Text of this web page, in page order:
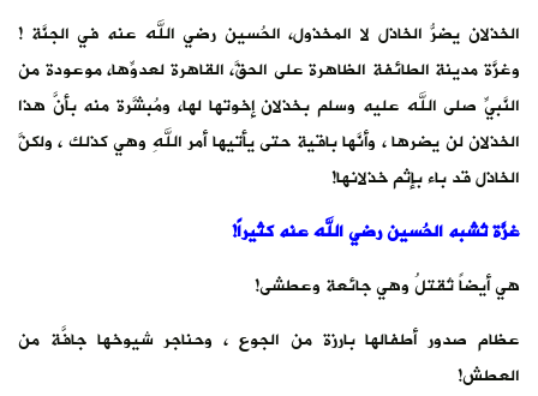
‏الخذلان يضرُّ الخاذل لا المخذول، الحُسين رضي الله عنه في الجنَّة !
وغزَّة مدينة الطائفة الظاهرة على الحقَّ، القاهرة لعدوِّها، موعودة من
النَّبيِّ صلى الله عليه وسلم بخذلان إخوتها لها، ومُبشَّرة منه بأنَّ هذا
الخذلان لن يضرها ، وأنَّها باقية حتى يأتيها أمر اللهِ وهي كذلك ، ولكنَّ
الخاذل قد باء بإثم خذلانها!
‏غزَّة تُشبه الحُسين رضي الله عنه كثيراً!
‏هي أيضاً تُقتلُ وهي جائعة وعطشى!
‏عظام صدور أطفالها بارزة من الجوع ، وحناجر شيوخها جافَّة من
العطش!